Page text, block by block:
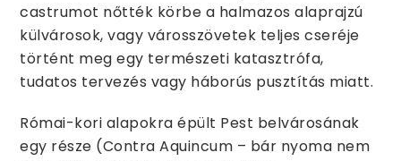
castrumot nőtték körbe a halmazos alaprajzú
külvárosok, vagy városszövetek teljes cseréje
történt meg egy természeti katasztrófa,
tudatos tervezés vagy háborús pusztítás miatt.
Római-kori alapokra épült Pest belvárosának
egy része (Contra Aquincum – bár nyoma nem